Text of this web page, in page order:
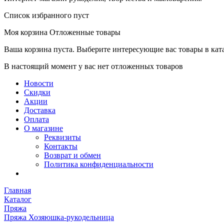
Список избранного пуст
Моя корзина Отложенные товары
Ваша корзина пуста. Выберите интересующие вас товары в
В настоящий момент у вас нет отложенных товаров
Новости
Скидки
Акции
Доставка
Оплата
О магазине
Реквизиты
Контакты
Возврат и обмен
Политика конфиденциальности
Главная
Каталог
Пряжа
Пряжа Хозяюшка-рукодельница